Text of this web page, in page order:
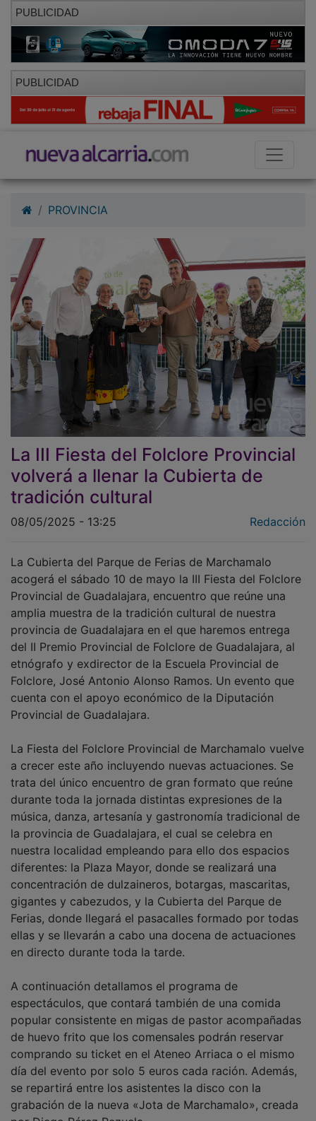
PUBLICIDAD
PUBLICIDAD
La III Fiesta del Folclore Provincial
volverá a llenar la Cubierta de
tradición cultural
acogerá el sábado 10 de mayo la III Fiesta del Folclore
Provincial de Guadalajara, encuentro que reúne una
amplia muestra de la tradición cultural de nuestra
provincia de Guadalajara en el que haremos entrega
del II Premio Provincial de Folclore de Guadalajara, al
etnógrafo y exdirector de la Escuela Provincial de
Folclore, José Antonio Alonso Ramos. Un evento que
cuenta con el apoyo económico de la Diputación
Provincial de Guadalajara.
a crecer este año incluyendo nuevas actuaciones. Se
trata del único encuentro de gran formato que reúne
durante toda la jornada distintas expresiones de la
música, danza, artesanía y gastronomía tradicional de
la provincia de Guadalajara, el cual se celebra en
nuestra localidad empleando para ello dos espacios
diferentes: la Plaza Mayor, donde se realizará una
concentración de dulzaineros, botargas, mascaritas,
gigantes y cabezudos, y la Cubierta del Parque de
Ferias, donde llegará el pasacalles formado por todas
ellas y se llevarán a cabo una docena de actuaciones
en directo durante toda la tarde.
espectáculos, que contará también de una comida
popular consistente en migas de pastor acompañadas
de huevo frito que los comensales podrán reservar
comprando su ticket en el Ateneo Arriaca o el mismo
día del evento por solo 5 euros cada ración. Además,
se repartirá entre los asistentes la disco con la
grabación de la nueva «Jota de Marchamalo», creada
por Diego Pérez Pezuela.